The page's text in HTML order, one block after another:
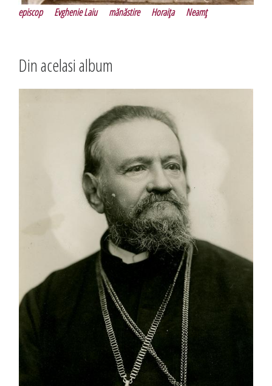
episcop Evghenie Laiu mănăstire Horaiţa Neamţ
Din acelasi album